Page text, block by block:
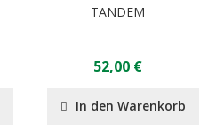
TANDEM
52,00 €
In den Warenkorb